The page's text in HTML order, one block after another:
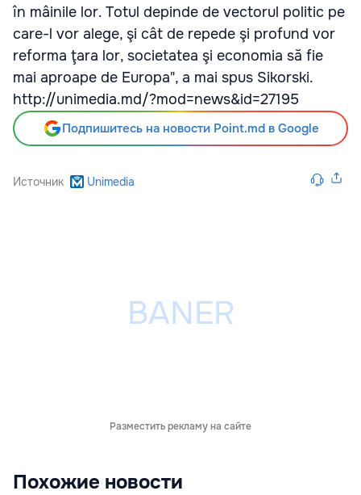
în mâinile lor. Totul depinde de vectorul politic pe
care-l vor alege, şi cât de repede şi profund vor
reforma ţara lor, societatea şi economia să fie
mai aproape de Europa", a mai spus Sikorski.
http://unimedia.md/?mod=news&id=27195
Подпишитесь на новости Point.md в Google
Источник Unimedia
Разместить рекламу на сайте
Похожие новости